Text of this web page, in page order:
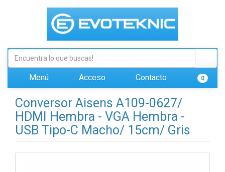
Menú Acceso Contacto 0
Conversor Aisens A109-0627/
HDMI Hembra - VGA Hembra -
USB Tipo-C Macho/ 15cm/ Gris